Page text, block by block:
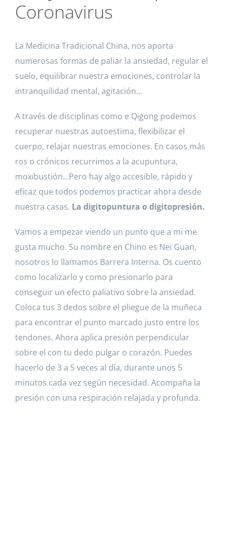
Coronavirus
La Medicina Tradicional China, nos aporta
numerosas formas de paliar la ansiedad, regular el
suelo, equilibrar nuestra emociones, controlar la
intranquilidad mental, agitación…
A través de disciplinas como e Qigong podemos
recuperar nuestras autoestima, flexibilizar el
cuerpo, relajar nuestras emociones. En casos más
ros o crónicos recurrimos a la acupuntura,
moxibustión…Pero hay algo accesible, rápido y
eficaz que todos podemos practicar ahora desde
nuestra casas. La digitopuntura o digitopresión.
Vamos a empezar viendo un punto que a mi me
gusta mucho. Su nombre en Chino es Nei Guan,
nosotros lo llamamos Barrera Interna. Os cuento
como localizarlo y como presionarlo para
conseguir un efecto paliativo sobre la ansiedad.
Coloca tus 3 dedos sobre el pliegue de la muñeca
para encontrar el punto marcado justo entre los
tendones. Ahora aplica presión perpendicular
sobre el con tu dedo pulgar o corazón. Puedes
hacerlo de 3 a 5 veces al día, durante unos 5
minutos cada vez según necesidad. Acompaña la
presión con una respiración relajada y profunda.